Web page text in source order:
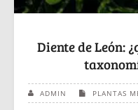
Diente de León:
ADMIN PLANTAS